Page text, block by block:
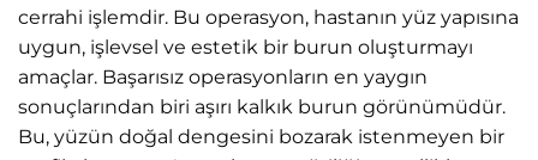
cerrahi işlemdir. Bu operasyon, hastanın yüz yapısına
uygun, işlevsel ve estetik bir burun oluşturmayı
amaçlar. Başarısız operasyonların en yaygın
sonuçlarından biri aşırı kalkık burun görünümüdür.
Bu, yüzün doğal dengesini bozarak istenmeyen bir